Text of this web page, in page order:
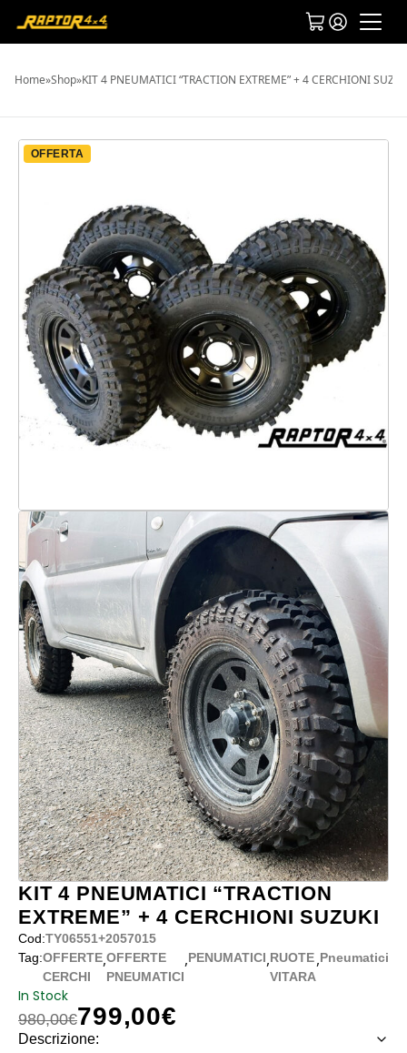
Home»Shop»KIT 4 PNEUMATICI “TRACTION EXTREME” + 4 CERCHIONI
OFFERTA
KIT 4 PNEUMATICI “TRACTION
EXTREME” + 4 CERCHIONI SUZUKI
Cod:TY06551+2057015
Tag:OFFERTE
CERCHI
,OFFERTE
PNEUMATICI
,PENUMATICI,RUOTE
VITARA
,Pneumatici
In Stock
980,00€
Il prezzo originale era: 980,00€.
799,00€
Il prezzo attuale è: 799,00€.
Descrizione: